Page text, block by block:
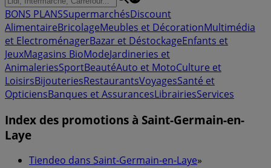
BONS PLANSSupermarchésDiscount
AlimentaireBricolageMeubles et DécorationMultimédia
et ElectroménagerBazar et DéstockageEnfants et
JeuxMagasins BioModeJardineries et
AnimaleriesSportBeautéAuto et MotoCulture et
LoisirsBijouteriesRestaurantsVoyagesSanté et
OpticiensBanques et AssurancesLibrairiesServices
Index des promotions à Saint-Germain-en-
Laye
Tiendeo dans Saint-Germain-en-Laye»